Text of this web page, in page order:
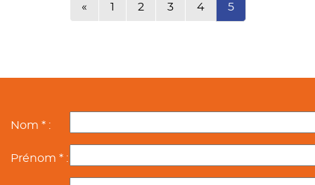
«Précédente
1 2 3 4 5
Nom * :
Prénom * :